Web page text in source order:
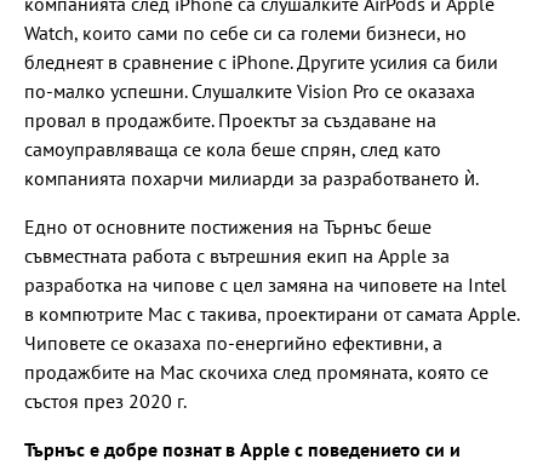
Watch, които сами по себе си са големи бизнеси, но
бледнеят в сравнение с iPhone. Другите усилия са били
по-малко успешни. Слушалките Vision Pro се оказаха
провал в продажбите. Проектът за създаване на
самоуправляваща се кола беше спрян, след като
компанията похарчи милиарди за разработването ѝ.
Едно от основните постижения на Търнъс беше
съвместната работа с вътрешния екип на Apple за
разработка на чипове с цел замяна на чиповете на Intel
в компютрите Mac с такива, проектирани от самата Apple.
Чиповете се оказаха по-енергийно ефективни, а
продажбите на Mac скочиха след промяната, която се
състоя през 2020 г.
Търнъс е добре познат в Apple с поведението си и